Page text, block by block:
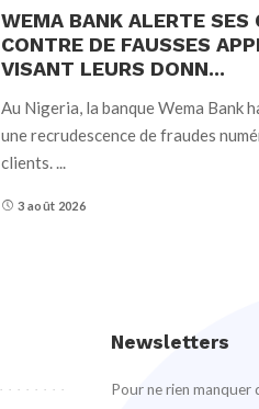
WEMA BANK ALERTE SES
CONTRE DE FAUSSES
VISANT LEURS DONN...
Au Nigeria, la banque Wema Bank
une recrudescence de fraudes
clients....
3 août 2026
Newsletters
Pour ne rien